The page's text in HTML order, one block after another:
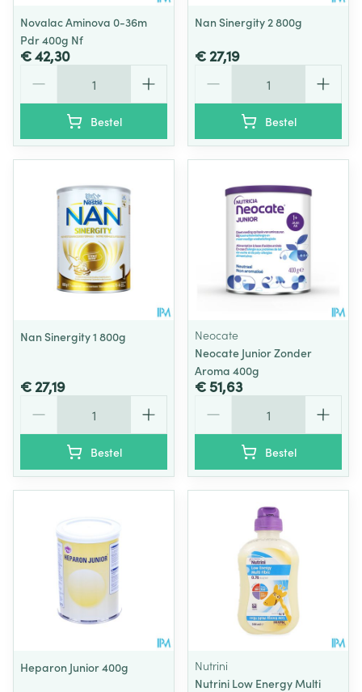
Novalac Aminova 0-36m
Pdr 400g Nf
€ 42,30
Bestel
Nan Sinergity 2 800g
€ 27,19
Bestel
Nan Sinergity 1 800g
€ 27,19
Bestel
Neocate
Neocate Junior Zonder
Aroma 400g
€ 51,63
Bestel
Heparon Junior 400g
Nutrini
Nutrini Low Energy Multi